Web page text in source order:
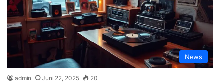
News
admin Juni 22, 2025 20